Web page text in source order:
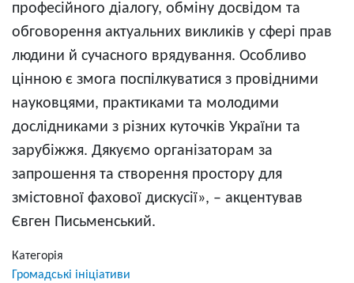
професійного діалогу, обміну досвідом та
обговорення актуальних викликів у сфері прав
людини й сучасного врядування. Особливо
цінною є змога поспілкуватися з провідними
науковцями, практиками та молодими
дослідниками з різних куточків України та
зарубіжжя. Дякуємо організаторам за
запрошення та створення простору для
змістовної фахової дискусії», – акцентував
Євген Письменський.
Категорія
Громадські ініціативи